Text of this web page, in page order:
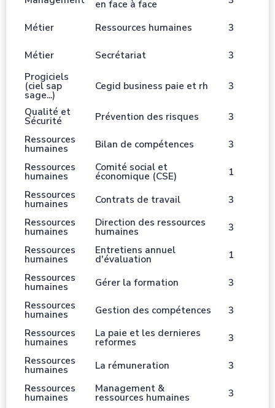
en face à face
Métier Ressources humaines 3
Métier Secrétariat
3
Progiciels
(ciel sap
sage...)
Cegid business paie et rh
3
Qualité et
Sécurité Prévention des risques
3
Ressources
humaines Bilan de compétences
3
Ressources
humaines
Comité social et
économique (CSE)
1
Ressources
humaines Contrats de travail
3
Ressources
humaines
Direction des ressources
humaines
3
Ressources
humaines
Entretiens annuel
d'évaluation
1
Ressources
humaines Gérer la formation
3
Ressources
humaines Gestion des compétences
3
Ressources
humaines
La paie et les dernieres
reformes
3
Ressources
humaines La rémuneration
3
Ressources
humaines
Management &
ressources humaines
3